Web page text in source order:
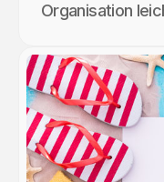
Organisation